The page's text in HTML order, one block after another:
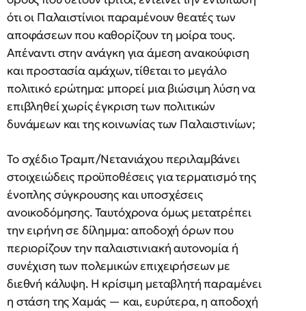
ότι οι Παλαιστίνιοι παραμένουν θεατές των
αποφάσεων που καθορίζουν τη μοίρα τους.
Απέναντι στην ανάγκη για άμεση ανακούφιση
και προστασία αμάχων, τίθεται το μεγάλο
πολιτικό ερώτημα: μπορεί μια βιώσιμη λύση να
επιβληθεί χωρίς έγκριση των πολιτικών
δυνάμεων και της κοινωνίας των Παλαιστινίων;
Το σχέδιο Τραμπ/Νετανιάχου περιλαμβάνει
στοιχειώδεις προϋποθέσεις για τερματισμό της
ένοπλης σύγκρουσης και υποσχέσεις
ανοικοδόμησης. Ταυτόχρονα όμως μετατρέπει
την ειρήνη σε δίλημμα: αποδοχή όρων που
περιορίζουν την παλαιστινιακή αυτονομία ή
συνέχιση των πολεμικών επιχειρήσεων με
διεθνή κάλυψη. Η κρίσιμη μεταβλητή παραμένει
η στάση της Χαμάς — και, ευρύτερα, η αποδοχή